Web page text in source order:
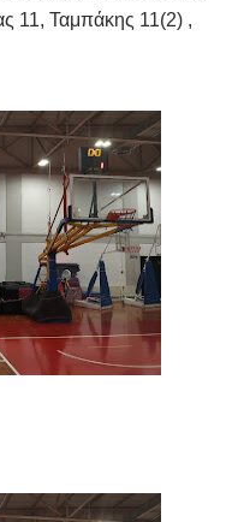
11, Ταμπάκης 11(2) ,